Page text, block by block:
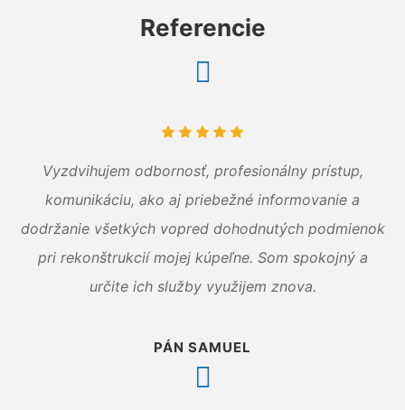
Referencie
Vyzdvihujem odbornosť, profesionálny prístup,
komunikáciu, ako aj priebežné informovanie a
dodržanie všetkých vopred dohodnutých podmienok
pri rekonštrukcií mojej kúpeľne. Som spokojný a
určite ich služby využijem znova.
PÁN SAMUEL